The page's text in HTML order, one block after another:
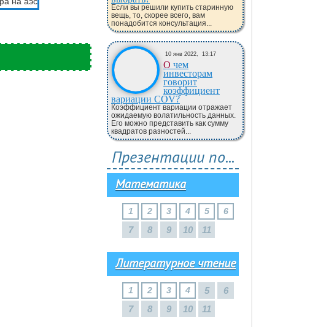
Если вы решили купить старинную
вещь, то, скорее всего, вам
понадобится консультация...
10 янв 2022, 13:17
О чем
инвесторам
говорит
коэффициент
вариации COV?
Коэффициент вариации отражает
ожидаемую волатильность данных.
Его можно представить как сумму
квадратов разностей...
Презентации по...
Математика
1 2 3 4 5 6
7 8 9 10 11
Литературное чтение
1 2 3 4 5
6
7
8 9 10 11